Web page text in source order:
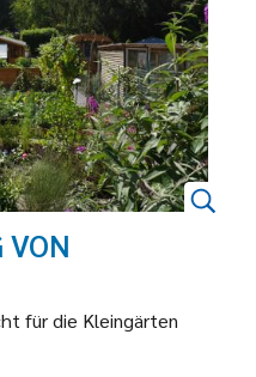
VON
für die Kleingärten